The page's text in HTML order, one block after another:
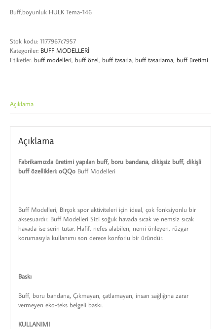
Buff,boyunluk HULK Tema-146
Stok kodu: 1177967c7957
Kategoriler: BUFF MODELLERİ
Etiketler: buff modelleri buff özel buff tasarla buff tasarlama buff üretimi
Açıklama
Açıklama
Fabrikamızda üretimi yapılan buff, boru bandana, dikişsiz buff, dikişli
buff özellikleri: oQQo Buff Modelleri
Buff Modelleri, Birçok spor aktiviteleri için ideal, çok fonksiyonlu bir
aksesuardır. Buff Modelleri Sizi soğuk havada sıcak ve nemsiz sıcak
havada ise serin tutar. Hafif, nefes alabilen, nemi önleyen, rüzgar
korumasıyla kullanımı son derece konforlu bir üründür.
Baskı
Buff, boru bandana,Çıkmayan, çatlamayan, insan sağlığına zarar
vermeyen eko-teks belgeli baskı.
KULLANIMI